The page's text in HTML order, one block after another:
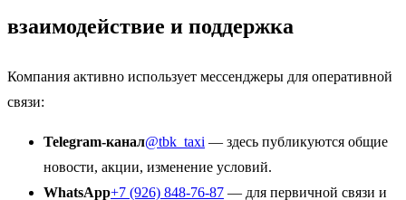
взаимодействие и поддержка
Компания активно использует мессенджеры для оперативной
связи:
Telegram-канал@tbk_taxi — здесь публикуются общие
новости, акции, изменение условий.
WhatsApp+7 (926) 848-76-87 — для первичной связи и